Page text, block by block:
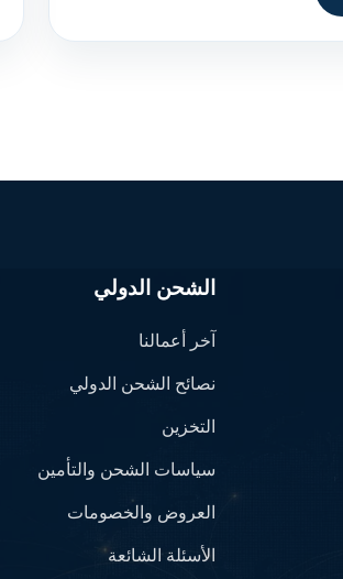
الشحن الدولي
آخر أعمالنا
نصائح الشحن الدولي
التخزين
سياسات الشحن والتأمين
العروض والخصومات
الأسئلة الشائعة